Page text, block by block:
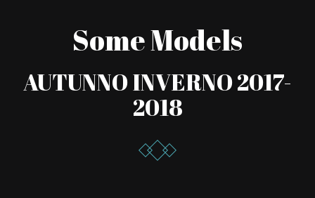
Some Models
AUTUNNO INVERNO 2017-
2018